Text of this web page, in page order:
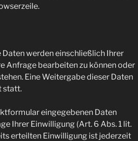
werden einschließlich Ihrer
Anfrage bearbeiten zu können oder
Eine Weitergabe dieser Daten
statt.
eingegebenen Daten
Ihrer Einwilligung (Art. 6 Abs. 1 lit.
erteilten Einwilligung ist jederzeit